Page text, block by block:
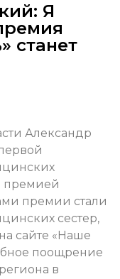
Я
станет
Александр
премией
премии стали
сестер,
сайте «Наше
поощрение
в